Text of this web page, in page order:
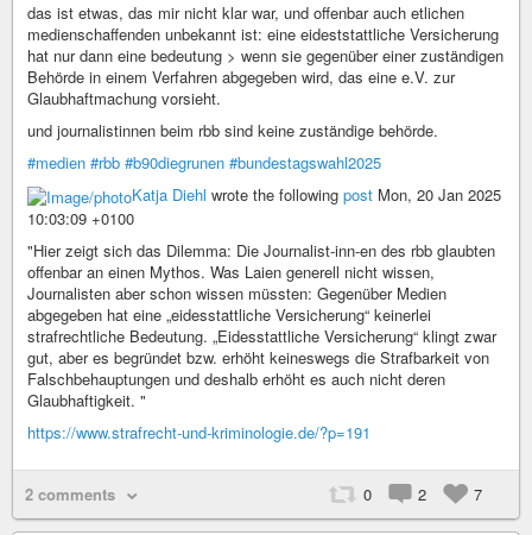
das ist etwas, das mir nicht klar war, und offenbar auch etlichen
medienschaffenden unbekannt ist: eine eideststattliche Versicherung
hat nur dann eine bedeutung > wenn sie gegenüber einer zuständigen
Behörde in einem Verfahren abgegeben wird, das eine e.V. zur
Glaubhaftmachung vorsieht.
und journalistinnen beim rbb sind keine zuständige behörde.
#medien #rbb #b90diegrunen #bundestagswahl2025
Katja Diehl wrote the following post Mon, 20 Jan 2025
10:03:09 +0100
"Hier zeigt sich das Dilemma: Die Journalist-inn-en des rbb glaubten
offenbar an einen Mythos. Was Laien generell nicht wissen,
Journalisten aber schon wissen müssten: Gegenüber Medien
abgegeben hat eine „eidesstattliche Versicherung“ keinerlei
strafrechtliche Bedeutung. „Eidesstattliche Versicherung“ klingt zwar
gut, aber es begründet bzw. erhöht keineswegs die Strafbarkeit von
Falschbehauptungen und deshalb erhöht es auch nicht deren
Glaubhaftigkeit. "
https://www.strafrecht-und-kriminologie.de/?p=191
2 comments 0 2 7